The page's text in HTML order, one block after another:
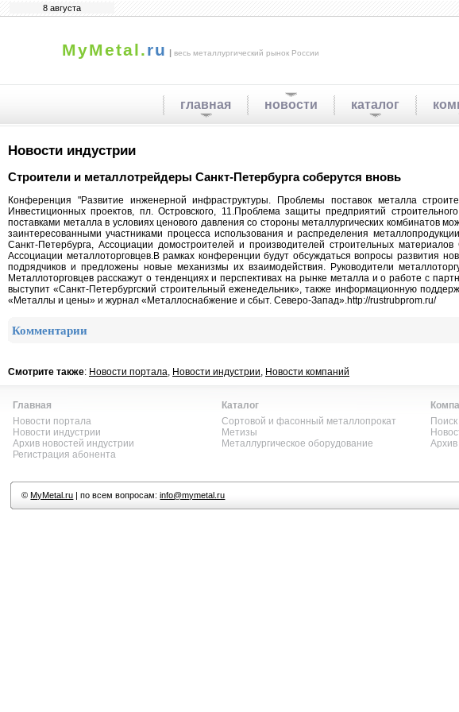
8 августа
MyMetal.ru | весь металлургический рынок России
главная новости каталог
Новости индустрии
Строители и металлотрейдеры Санкт-Петербурга соберутся вновь
Конференция "Развитие инженерной инфраструктуры. Проблемы поставок металла
Инвестиционных проектов, пл. Островского, 11.Проблема защиты предприятий
поставками металла в условиях ценового давления со стороны металлургических
заинтересованными участниками процесса использования и распределения
Санкт-Петербурга, Ассоциации домостроителей и производителей строительных
Ассоциации металлоторговцев.В рамках конференции будут обсуждаться вопросы развития
подрядчиков и предложены новые механизмы их взаимодействия. Руководители
Металлоторговцев расскажут о тенденциях и перспективах на рынке металла и о работе с
выступит «Санкт-Петербургский строительный еженедельник», также информационную
«Металлы и цены» и журнал «Металлоснабжение и сбыт. Северо-Запад».http://rustrubprom.ru/
Комментарии
Смотрите также: Новости портала, Новости индустрии, Новости компаний
Главная
Новости портала
Новости индустрии
Архив новостей индустрии
Регистрация абонента
Каталог
Сортовой и фасонный металлопрокат
Метизы
Металлургическое оборудование
©MyMetal.ru | по всем вопросам:info@mymetal.ru